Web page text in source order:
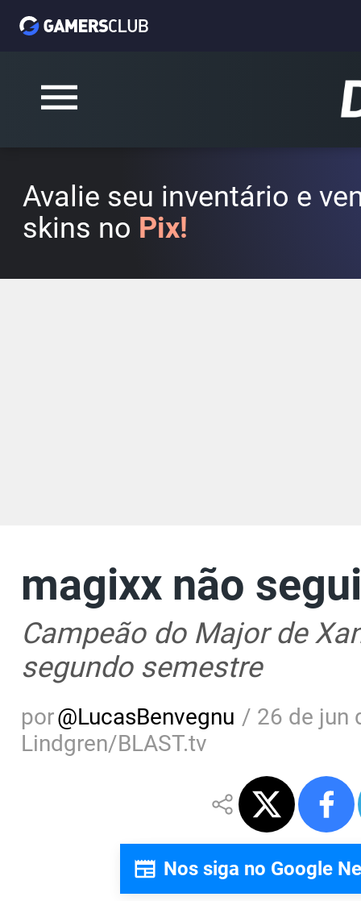
Avalie seu inventário e
skins no Pix!
magixx não
Campeão do Major de
segundo semestre
por@LucasBenvegnu / 26 de jun
Lindgren/BLAST.tv
Nos siga no Google